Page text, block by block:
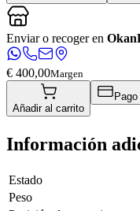
Enviar o recoger en
€ 400,00Margen
Añadir al carrito
Información
Estado
Peso